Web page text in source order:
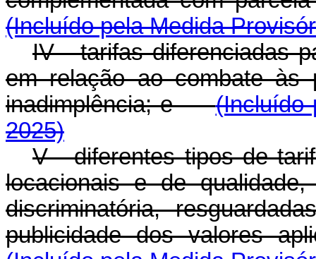
(Incluído pela Medida
IV - tarifas diferenciadas
em relação ao combate às
inadimplência; e(Incluído
2025)
V - diferentes tipos de
locacionais e de
discriminatória,
publicidade dos valores